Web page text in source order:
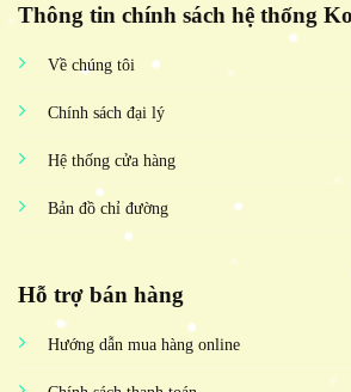
Thông tin chính sách hệ thống
Về chúng tôi
Chính sách đại lý
Hệ thống cửa hàng
Bản đồ chỉ đường
Hỗ trợ bán hàng
Hướng dẫn mua hàng online